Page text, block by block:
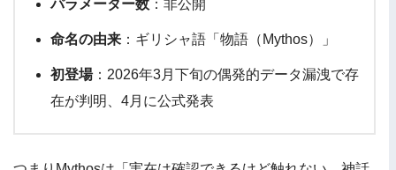
パラメーター数 ：非公開
命名の由来 ：ギリシャ語「物語（Mythos）」
初登場：2026年3月下旬の偶発的データ漏洩で存
在が判明、4月に公式発表